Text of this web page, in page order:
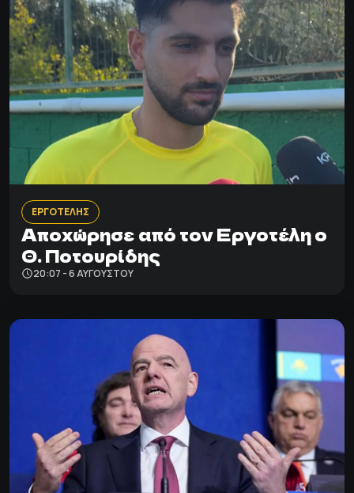
ΕΡΓΟΤΕΛΗΣ
Αποχώρησε από τον Εργοτέλη ο
Θ. Ποτουρίδης
20:07 - 6 ΑΥΓΟΎΣΤΟΥ